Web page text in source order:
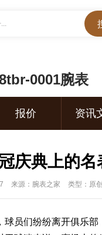
0001腕表
报价 资讯
庆典上的名
来源：腕表之家 类型：原创
员们纷纷离开俱乐